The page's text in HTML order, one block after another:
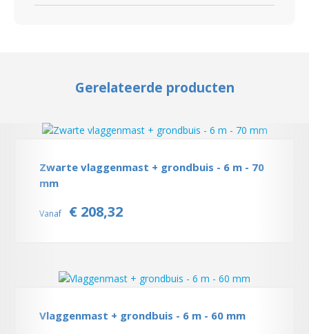
Gerelateerde producten
Zwarte vlaggenmast + grondbuis - 6 m - 70
mm
Vanaf € 208,32
Vlaggenmast + grondbuis - 6 m - 60 mm